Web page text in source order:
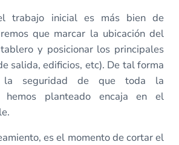
trabajo inicial es más bien de
que marcar la ubicación del
y posicionar los principales
salida, edificios, etc). De tal forma
la seguridad de que toda la
hemos planteado encaja en el
es el momento de cortar el